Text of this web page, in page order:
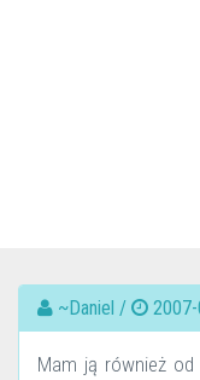
~Daniel /
Mam ją również od